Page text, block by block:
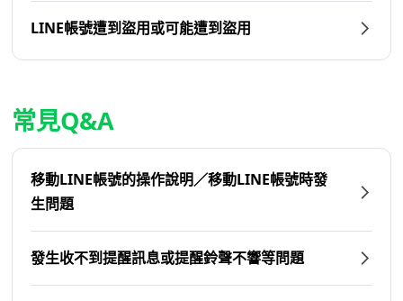
LINE帳號遭到盜用或可能遭到盜用
常見Q&A
移動LINE帳號的操作說明／移動LINE帳號時發
生問題
發生收不到提醒訊息或提醒鈴聲不響等問題